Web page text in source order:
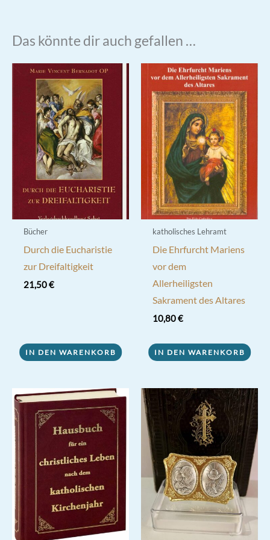
Das könnte dir auch gefallen …
Bücher
Durch die Eucharistie
zur Dreifaltigkeit
21,50€
IN DEN WARENKORB
katholisches Lehramt
Die Ehrfurcht Mariens
vor dem
Allerheiligsten
Sakrament des Altares
10,80€
IN DEN WARENKORB